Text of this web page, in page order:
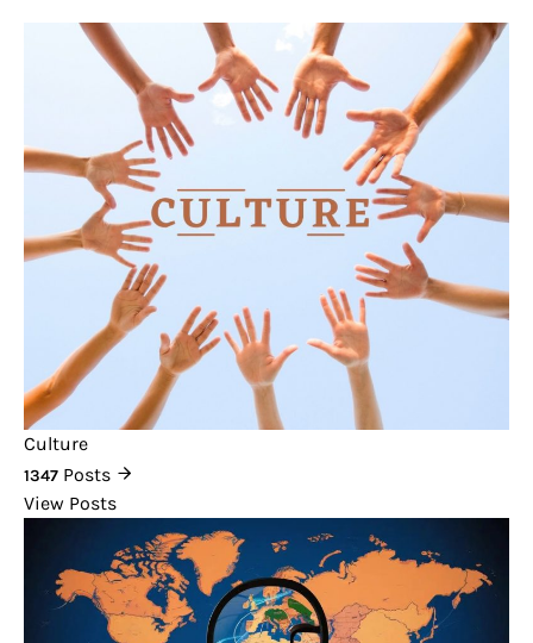
Culture
1347 Posts
View Posts